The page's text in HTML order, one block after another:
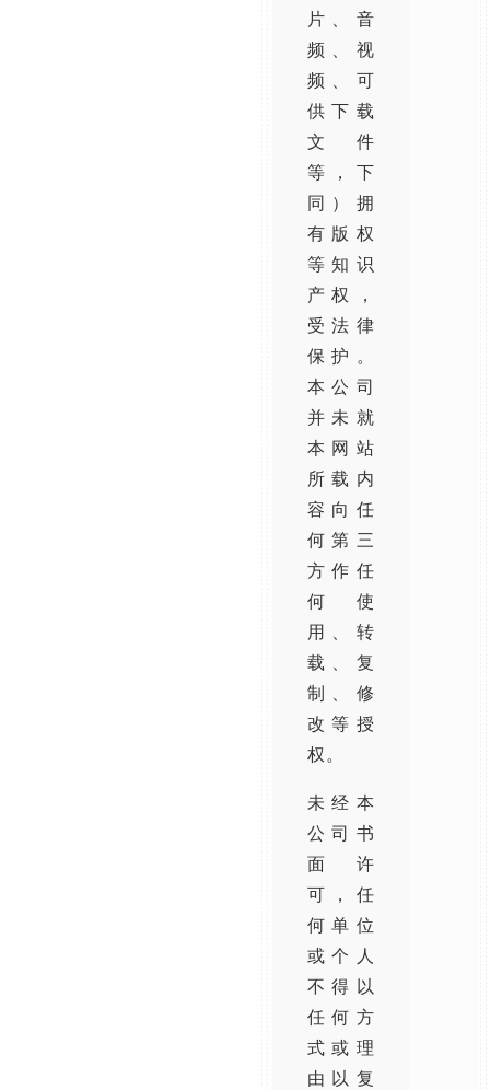
片、音
频、视
频、可
供下载
文件
等，下
同）拥
有版权
等知识
产权，
受法律
保护。
本公司
并未就
本网站
所载内
容向任
何第三
方作任
何使
用、转
载、复
制、修
改等授
权。
未经本
公司书
面许
可，任
何单位
或个人
不得以
任何方
式或理
由以复